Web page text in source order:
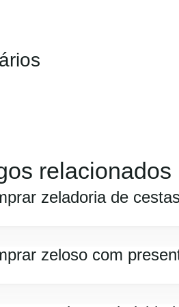
relacionados
zeladoria de
zeloso com